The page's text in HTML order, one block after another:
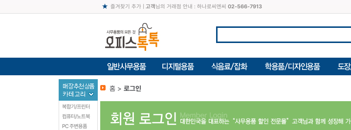
즐겨찾기 추가| 고객님의 거래점 안내 : 하나로씨엔씨 02-566-7913
홈 > 로그인
복합기/프린터
컴퓨터/노트북
PC 주변용품